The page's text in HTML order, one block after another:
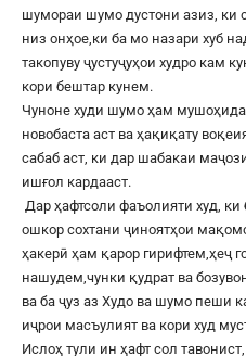
шумораи шумо дустони азиз, ки
низ онҳое,ки ба мо назари хуб
такопуву ҷустуҷуҳои худро кам
кори бештар кунем.
Чуноне худи шумо ҳам
новобаста аст ва ҳақиқату
сабаб аст, ки дар шабакаи
ишғол кардааст.
Дар ҳафтсоли фаъолияти худ, ки
ошкор сохтани ҷиноятҳои
ҳакерӣ ҳам қарор гирифтем,ҳеҷ
нашудем,чунки қудрат ва
ва ба ҷуз аз Худо ва шумо пеши
иҷрои масъулият ва кори худ
Ислоҳ тули ин ҳафт сол